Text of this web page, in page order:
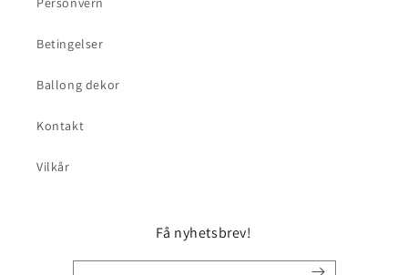
Betingelser
Ballong dekor
Kontakt
Vilkår
Få nyhetsbrev!